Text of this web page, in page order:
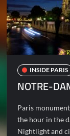
INSIDE PARIS
NOTRE-
Paris
the hour in the
Nightlight and